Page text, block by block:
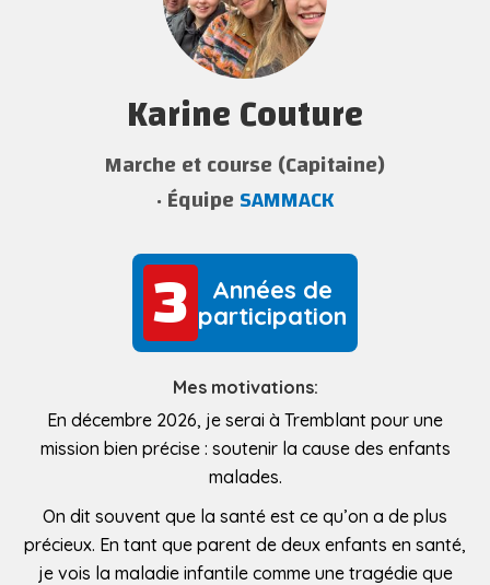
Karine Couture
Marche et course (Capitaine)
ÉquipeSAMMACK
3
3
Années de
participation
Mes motivations:
En décembre 2026, je serai à Tremblant pour une
mission bien précise : soutenir la cause des enfants
malades.
On dit souvent que la santé est ce qu’on a de plus
précieux. En tant que parent de deux enfants en santé,
je vois la maladie infantile comme une tragédie que